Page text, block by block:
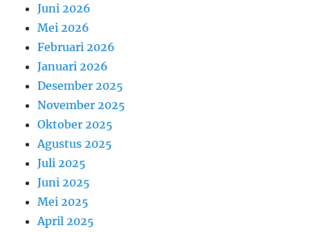
Juni 2026
Mei 2026
Februari 2026
Januari 2026
Desember 2025
November 2025
Oktober 2025
Agustus 2025
Juli 2025
Juni 2025
Mei 2025
April 2025